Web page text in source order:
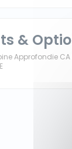
&
Approfondie CA M